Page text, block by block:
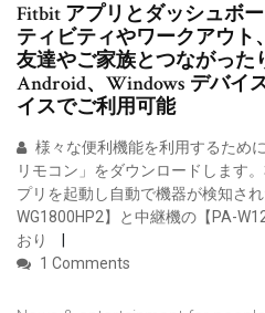
Fitbit アプリとダッシュボ
ティビティやワークアウ
友達やご家族とつながった
Android、Windows デバイ
イスでご利用可能
様々な便利機能を利用するため
リモコン」をダウンロードします
プリを起動し自動で機器が検知さ
WG1800HP2】と中継機の【PA-
おり
1 Comments